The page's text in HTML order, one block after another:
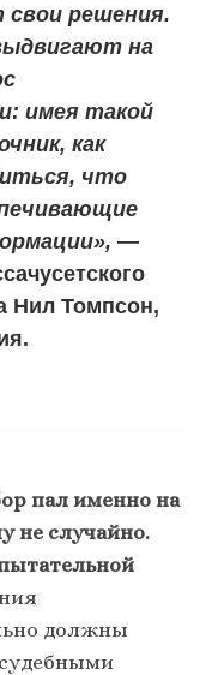
свои решения.
на
имея такой
как
что
—
Нил Томпсон,
пал именно на
не случайно.
должны